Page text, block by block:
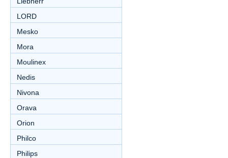
LORD
Mesko
Mora
Moulinex
Nedis
Nivona
Orava
Orion
Philco
Philips